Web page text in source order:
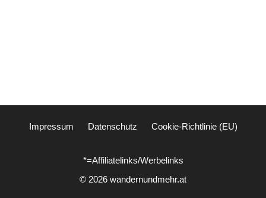
Impressum Datenschutz Cookie-Richtlinie (EU)
*=Affiliatelinks/Werbelinks
© 2026 wandernundmehr.at